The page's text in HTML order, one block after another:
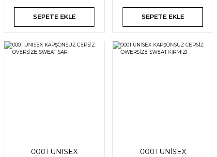
SEPETE EKLE SEPETE EKLE
0001 UNISEX
0001 ÜNİSEX